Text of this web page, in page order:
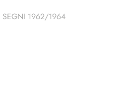
SEGNI 1962/1964